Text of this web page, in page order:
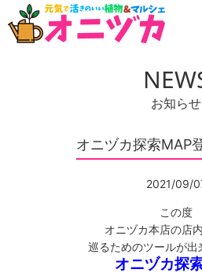
福岡県朝倉郡のガーデニングショップ。自社生産の元気
芸雑貨まで広く取り揃えています。
お知らせ
オニヅカ探索MAP
2021/09/
この度
オニヅカ本店の店
巡るためのツールが出
オニヅカ探